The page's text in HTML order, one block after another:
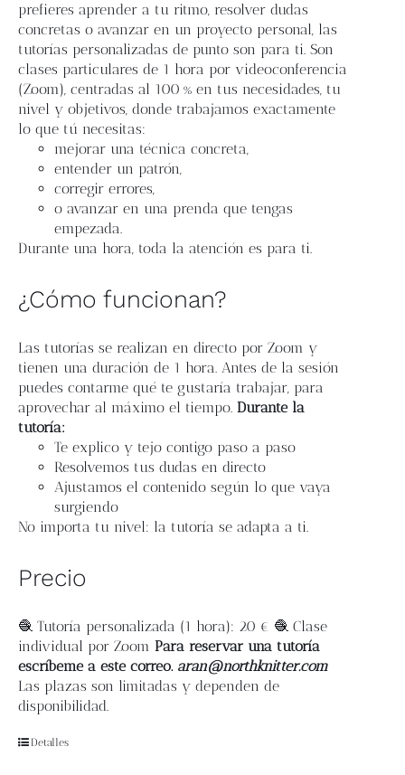
Contacto
Newsletter
prefieres aprender a tu ritmo, resolver dudas
concretas o avanzar en un proyecto personal, las
tutorías personalizadas de punto son para ti. Son
clases particulares de 1 hora por videoconferencia
(Zoom), centradas al 100 % en tus necesidades, tu
nivel y objetivos, donde trabajamos exactamente
lo que tú necesitas:
mejorar una técnica concreta,
entender un patrón,
corregir errores,
o avanzar en una prenda que tengas
empezada.
Durante una hora, toda la atención es para ti.
¿Cómo funcionan?
Las tutorías se realizan en directo por Zoom y
tienen una duración de 1 hora. Antes de la sesión
puedes contarme qué te gustaría trabajar, para
aprovechar al máximo el tiempo. Durante la
tutoría:
Te explico y tejo contigo paso a paso
Resolvemos tus dudas en directo
Ajustamos el contenido según lo que vaya
surgiendo
No importa tu nivel: la tutoría se adapta a ti.
Precio
🧶 Tutoría personalizada (1 hora): 20 € 🧶 Clase
individual por Zoom Para reservar una tutoría
escríbeme a este correo. aran@northknitter.com
Las plazas son limitadas y dependen de
disponibilidad.
Detalles